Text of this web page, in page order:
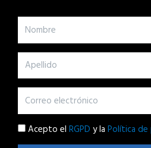
Acepto el RGPD y la Política de